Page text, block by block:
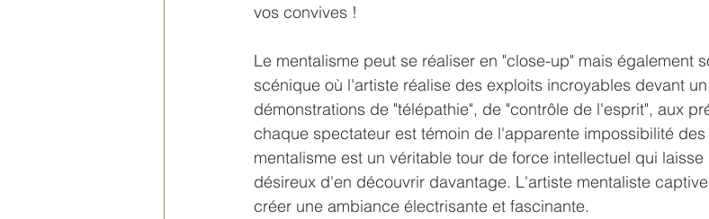
vos convives !
Le mentalisme peut se réaliser en "close-up" mais également
scénique où l'artiste réalise des exploits incroyables devant
démonstrations de "télépathie", de "contrôle de l'esprit", aux
chaque spectateur est témoin de l'apparente impossibilité
mentalisme est un véritable tour de force intellectuel qui
désireux d'en découvrir davantage. L'artiste mentaliste
créer une ambiance électrisante et fascinante.